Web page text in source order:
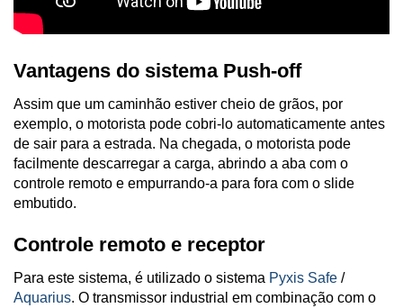
Vantagens do sistema Push-off
Assim que um caminhão estiver cheio de grãos, por
exemplo, o motorista pode cobri-lo automaticamente antes
de sair para a estrada. Na chegada, o motorista pode
facilmente descarregar a carga, abrindo a aba com o
controle remoto e empurrando-a para fora com o slide
embutido.
Controle remoto e receptor
Para este sistema, é utilizado o sistema Pyxis Safe /
Aquarius. O transmissor industrial em combinação com o